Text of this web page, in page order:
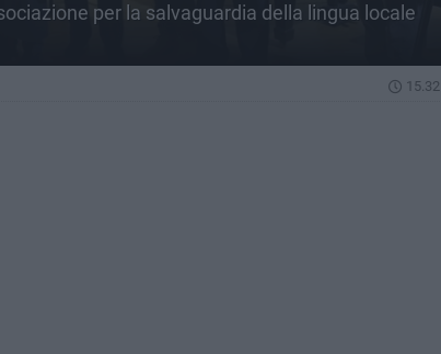
per la salvaguardia della lingua locale
15.32